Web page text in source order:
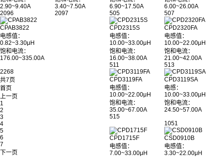
2.90~9.40A
2096
3.40~7.50A
2097
CPAB3822
电感值：
0.82~3.30μH
饱和电流：
176.00~335.00A
2268
共7页
首页
上一页
1
2
3
4
5
6
7
下一页
6.90~17.50A
505
6.00~26.00A
507
CPD2315S
电感值：
10.00~33.00μH
饱和电流：
16.00~38.00A
511
CPD2320FA
电感值：
10.00~22.00μH
饱和电流：
21.00~42.00A
513
CPD3119FA
电感值：
10.00~22.00μH
饱和电流：
35.00~67.00A
515
CPD3119SA
电感：
10.00~33.00μH
饱和电流：
24.50~57.00A
1051
CPD1715F
电感值：
7.00~33.00μH
CSD0910B
电感值：
3.30~22.00μH